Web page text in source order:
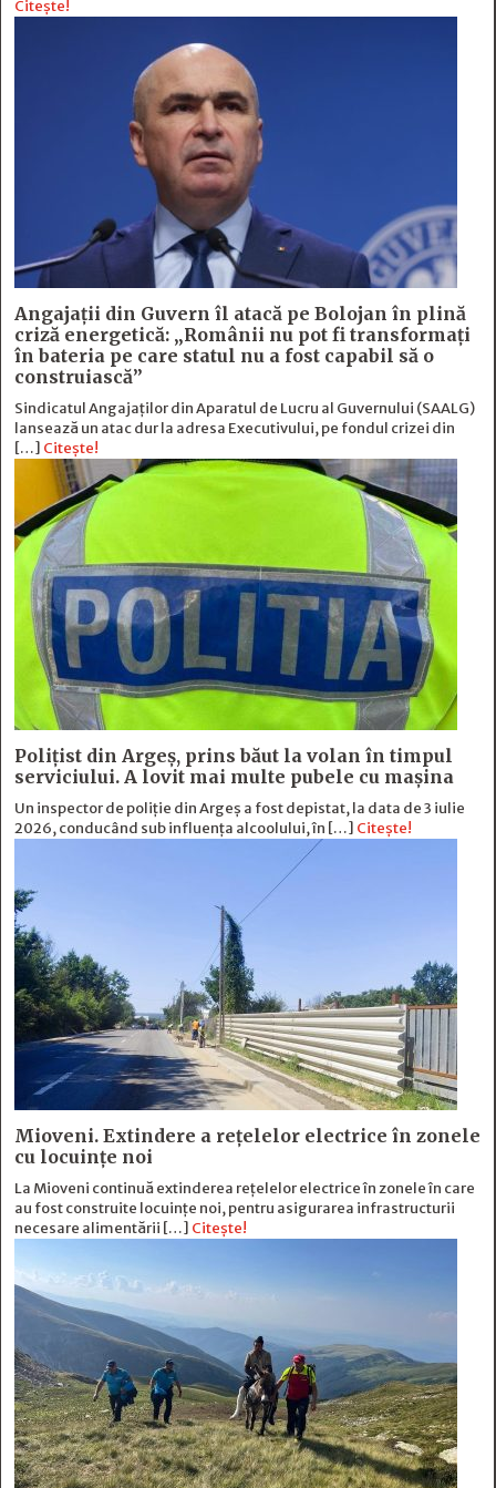
Citește!
Angajații din Guvern îl atacă pe Bolojan în plină
criză energetică: „Românii nu pot fi transformați
în bateria pe care statul nu a fost capabil să o
construiască”
Sindicatul Angajaților din Aparatul de Lucru al Guvernului (SAALG)
lansează un atac dur la adresa Executivului, pe fondul crizei din
[…] Citește!
Polițist din Argeș, prins băut la volan în timpul
serviciului. A lovit mai multe pubele cu mașina
Un inspector de poliție din Argeș a fost depistat, la data de 3 iulie
2026, conducând sub influența alcoolului, în […] Citește!
Mioveni. Extindere a rețelelor electrice în zonele
cu locuințe noi
La Mioveni continuă extinderea rețelelor electrice în zonele în care
au fost construite locuințe noi, pentru asigurarea infrastructurii
necesare alimentării […] Citește!